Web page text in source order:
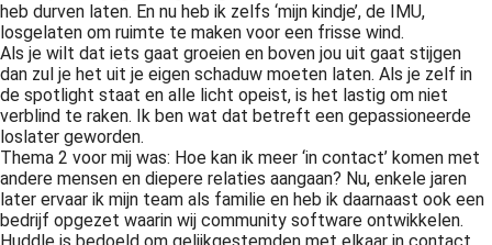
heb durven laten. En nu heb ik zelfs ‘mijn kindje’, de IMU,
losgelaten om ruimte te maken voor een frisse wind.
Als je wilt dat iets gaat groeien en boven jou uit gaat stijgen
dan zul je het uit je eigen schaduw moeten laten. Als je zelf in
de spotlight staat en alle licht opeist, is het lastig om niet
verblind te raken. Ik ben wat dat betreft een gepassioneerde
loslater geworden.
Thema 2 voor mij was: Hoe kan ik meer ‘in contact’ komen met
andere mensen en diepere relaties aangaan? Nu, enkele jaren
later ervaar ik mijn team als familie en heb ik daarnaast ook een
bedrijf opgezet waarin wij community software ontwikkelen.